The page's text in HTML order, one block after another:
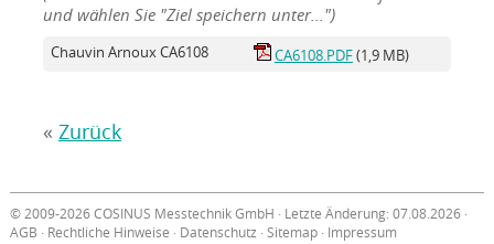
und wählen Sie "Ziel speichern unter...")
Chauvin Arnoux CA6108 CA6108.PDF(1,9 MB)
« Zurück
© 2009-2026 COSINUS Messtechnik GmbH · Letzte Änderung: 07.08.2026 ·
AGB · Rechtliche Hinweise · Datenschutz · Sitemap· Impressum